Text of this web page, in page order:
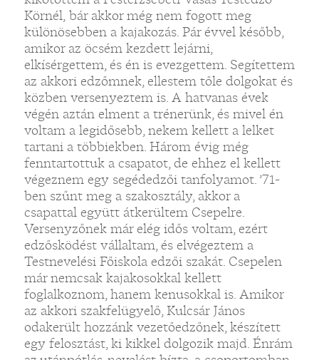
Körnél, bár akkor még nem fogott meg
különösebben a kajakozás. Pár évvel később,
amikor az öcsém kezdett lejárni,
elkísérgettem, és én is evezgettem. Segítettem
az akkori edzőmnek, ellestem tőle dolgokat és
közben versenyeztem is. A hatvanas évek
végén aztán elment a trénerünk, és mivel én
voltam a legidősebb, nekem kellett a lelket
tartani a többiekben. Három évig még
fenntartottuk a csapatot, de ehhez el kellett
végeznem egy segédedzői tanfolyamot. ’71-
ben szűnt meg a szakosztály, akkor a
csapattal együtt átkerültem Csepelre.
Versenyzőnek már elég idős voltam, ezért
edzősködést vállaltam, és elvégeztem a
Testnevelési Főiskola edzői szakát. Csepelen
már nemcsak kajakosokkal kellett
foglalkoznom, hanem kenusokkal is. Amikor
az akkori szakfelügyelő, Kulcsár János
odakerült hozzánk vezetőedzőnek, készített
egy felosztást, ki kikkel dolgozik majd. Énrám